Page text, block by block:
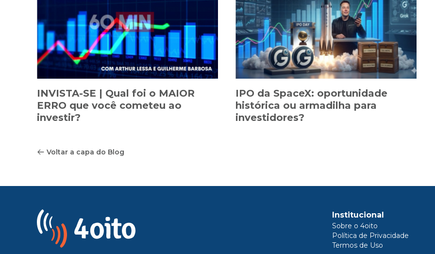
INVISTA-SE | Qual foi o MAIOR
ERRO que você cometeu ao
investir?
IPO da SpaceX: oportunidade
histórica ou armadilha para
investidores?
Voltar a capa do Blog
Institucional
Sobre o 4oito
Política de Privacidade
Termos de Uso